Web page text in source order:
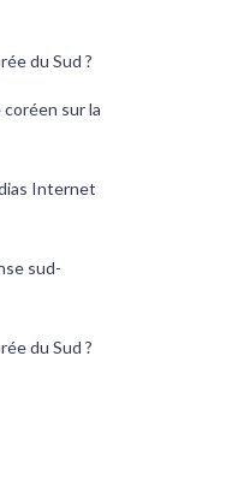
du Sud ?
sur la
Internet
sud-
du Sud ?